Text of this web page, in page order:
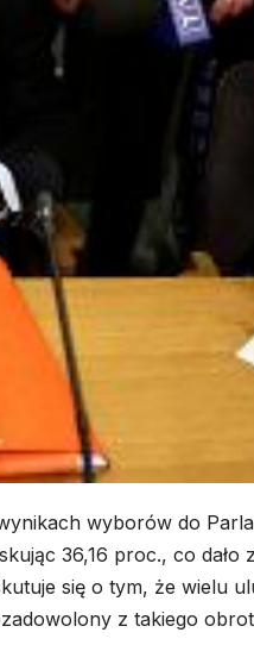
wyborów do
36,16 proc., co dało
się o tym, że wielu
z takiego